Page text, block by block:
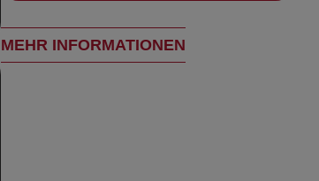
MEHR INFORMATIONEN